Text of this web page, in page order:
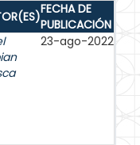
FECHA DE
PUBLICACIÓN
23-ago-2022